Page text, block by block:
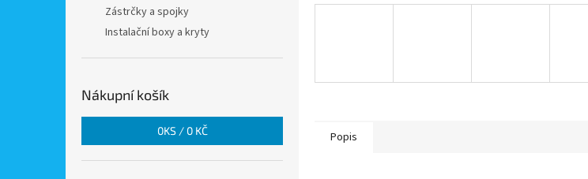
Zástrčky a spojky
Instalační boxy a kryty
Nákupní košík
0KS / 0 KČ Popis